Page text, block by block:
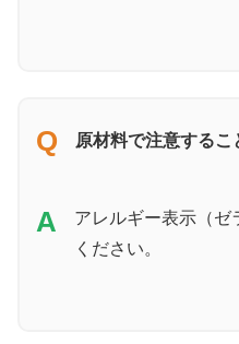
Q 原材料で注意するこ
A
アレルギー表示（ゼ
ください。